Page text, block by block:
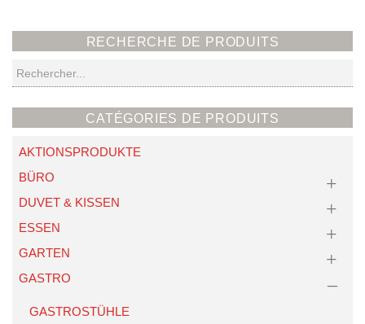
RECHERCHE DE PRODUITS
Recherche
CATÉGORIES DE PRODUITS
AKTIONSPRODUKTE
BÜRO
DUVET & KISSEN
ESSEN
GARTEN
GASTRO
GASTROSTÜHLE